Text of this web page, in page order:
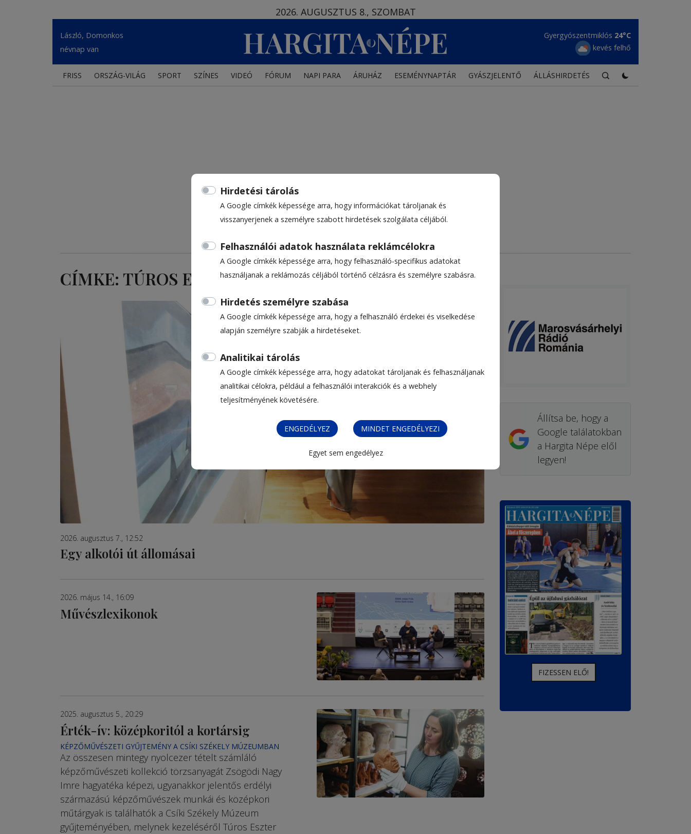
Hirdetési tárolás
A Google címkék képessége arra, hogy információkat tároljanak és
visszanyerjenek a személyre szabott hirdetések szolgálata céljából.
Felhasználói adatok használata reklámcélokra
A Google címkék képessége arra, hogy felhasználó-specifikus adatokat
használjanak a reklámozás céljából történő célzásra és személyre szabásra.
Hirdetés személyre szabása
A Google címkék képessége arra, hogy a felhasználó érdekei és viselkedése
alapján személyre szabják a hirdetéseket.
Analitikai tárolás
A Google címkék képessége arra, hogy adatokat tároljanak és felhasználjanak
analitikai célokra, például a felhasználói interakciók és a webhely
teljesítményének követésére.
ENGEDÉLYEZ MINDET ENGEDÉLYEZI
Egyet sem engedélyez
2026. AUGUSZTUS 8., SZOMBAT
László, Domonkos
névnap van
Gyergyószentmiklós 24°C
kevés felhő
FRISS ORSZÁG-VILÁG SPORT SZÍNES VIDEÓ FÓRUM NAPI PARA ÁRUHÁZ ESEMÉNYNAPTÁR GYÁSZJELENTŐ ÁLLÁSHIRDETÉS
CÍMKE: TÚROS ESZTER
2026. augusztus 7., 12:52
Egy alkotói út állomásai
2026. május 14., 16:09
Művészlexikonok
2025. augusztus 5., 20:29
Érték-ív: középkoritól a kortársig
KÉPZŐMŰVÉSZETI GYŰJTEMÉNY A CSÍKI SZÉKELY MÚZEUMBAN
Az összesen mintegy nyolcezer tételt számláló
képzőművészeti kollekció törzsanyagát Zsögödi Nagy
Imre hagyatéka képezi, ugyanakkor jelentős erdélyi
származású képzőművészek munkái és középkori
műtárgyak is találhatók a Csíki Székely Múzeum
gyűjteményében, melynek kezeléséről Túros Eszter
Állítsa be, hogy a
Google találatokban
a Hargita Népe elől
legyen!
FIZESSEN ELŐ!